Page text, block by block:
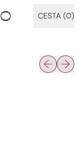
CESTA (0)
ARTÍCULOS
Diapositiva